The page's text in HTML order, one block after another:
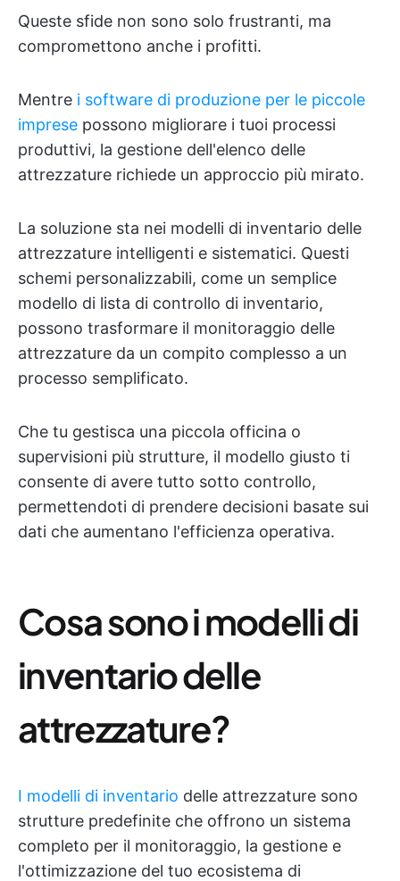
Queste sfide non sono solo frustranti, ma
compromettono anche i profitti.
Mentre i software di produzione per le piccole
imprese possono migliorare i tuoi processi
produttivi, la gestione dell'elenco delle
attrezzature richiede un approccio più mirato.
La soluzione sta nei modelli di inventario delle
attrezzature intelligenti e sistematici. Questi
schemi personalizzabili, come un semplice
modello di lista di controllo di inventario,
possono trasformare il monitoraggio delle
attrezzature da un compito complesso a un
processo semplificato.
Che tu gestisca una piccola officina o
supervisioni più strutture, il modello giusto ti
consente di avere tutto sotto controllo,
permettendoti di prendere decisioni basate sui
dati che aumentano l'efficienza operativa.
Cosa sono i modelli di
inventario delle
attrezzature?
I modelli di inventario delle attrezzature sono
strutture predefinite che offrono un sistema
completo per il monitoraggio, la gestione e
l'ottimizzazione del tuo ecosistema di